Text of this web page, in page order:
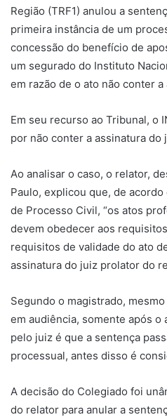
Região (TRF1) anulou a
primeira instância de um
concessão do benefício de
um segurado do Instituto
em razão de o ato não conter
Em seu recurso ao Tribunal, o
por não conter a assinatura do
Ao analisar o caso, o relator,
Paulo, explicou que, de
de Processo Civil, “os atos
devem obedecer aos
requisitos de validade do ato
assinatura do juiz prolator do
Segundo o magistrado,
em audiência, somente após o
pelo juiz é que a sentença
processual, antes disso é
A decisão do Colegiado foi
do relator para anular a